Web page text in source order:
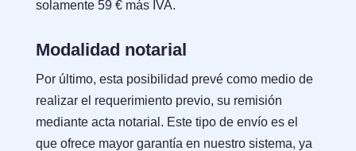
solamente 59 € más IVA.
Modalidad notarial
Por último, esta posibilidad prevé como medio de
realizar el requerimiento previo, su remisión
mediante acta notarial. Este tipo de envío es el
que ofrece mayor garantía en nuestro sistema, ya